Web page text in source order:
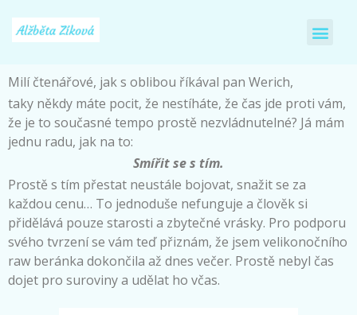
Milí čtenářové, jak s oblibou říkával pan Werich,
taky někdy máte pocit, že nestíháte, že čas jde proti vám,
že je to současné tempo prostě nezvládnutelné? Já mám
jednu radu, jak na to:
Smířit se s tím.
Prostě s tím přestat neustále bojovat, snažit se za
každou cenu… To jednoduše nefunguje a člověk si
přidělává pouze starosti a zbytečné vrásky. Pro podporu
svého tvrzení se vám teď přiznám, že jsem velikonočního
raw beránka dokončila až dnes večer. Prostě nebyl čas
dojet pro suroviny a udělat ho včas.